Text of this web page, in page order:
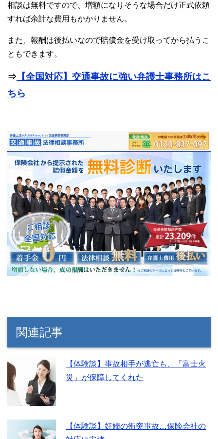
相談は無料ですので、増額になりそうな場合だけ正式依頼
すれば余計な費用もかかりません。
また、報酬は後払いなので賠償金を受け取ってから払うこ
ともできます。
⇒ 【全国対応】交通事故に強い弁護士事務所はこ
ちら
関連記事
【体験談】事故相手が逃亡も、「富士火
災」が保障してくれた
【体験談】妊婦の衝突事故…保険会社の